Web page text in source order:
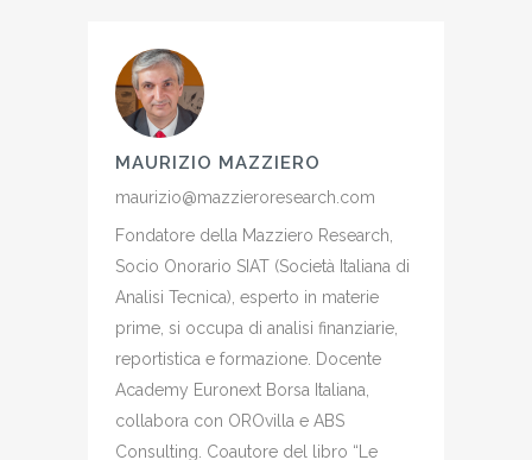
MAURIZIO MAZZIERO
maurizio@mazzieroresearch.com
Fondatore della Mazziero Research,
Socio Onorario SIAT (Società Italiana di
Analisi Tecnica), esperto in materie
prime, si occupa di analisi finanziarie,
reportistica e formazione. Docente
Academy Euronext Borsa Italiana,
collabora con OROvilla e ABS
Consulting. Coautore del libro “Le